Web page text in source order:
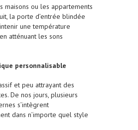
maisons ou les appartements
la porte d’entrée blindée
une température
atténuant les sons
personnalisable
et peu attrayant des
De nos jours, plusieurs
s’intègrent
dans n’importe quel style